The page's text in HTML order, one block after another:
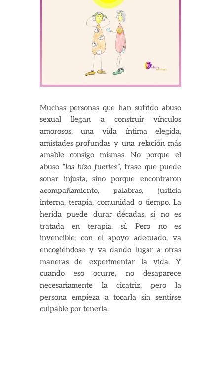
Muchas personas que han sufrido abuso
sexual llegan a construir vínculos
amorosos, una vida íntima elegida,
amistades profundas y una relación más
amable consigo mismas. No porque el
abuso “las hizo fuertes”, frase que puede
sonar injusta, sino porque encontraron
acompañamiento, palabras, justicia
interna, terapia, comunidad o tiempo. La
herida puede durar décadas, si no es
tratada en terapia, sí. Pero no es
invencible; con el apoyo adecuado, va
encogiéndose y va dando lugar a otras
maneras de experimentar la vida. Y
cuando eso ocurre, no desaparece
necesariamente la cicatriz, pero la
persona empieza a tocarla sin sentirse
culpable por tenerla.